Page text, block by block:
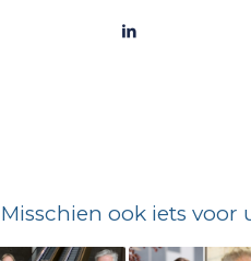
Misschien ook iets voor